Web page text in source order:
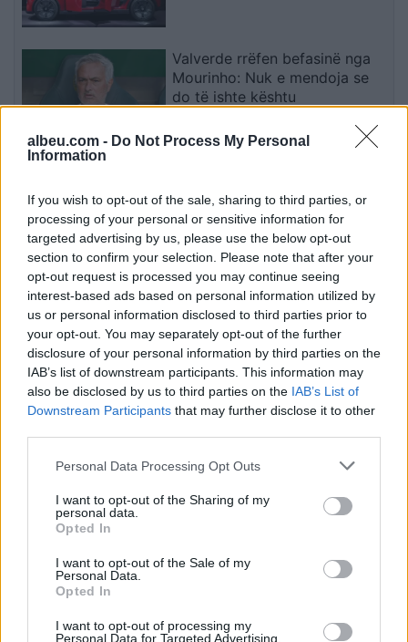
albeu.com - Do Not Process My Personal
Information
If you wish to opt-out of the sale, sharing to third parties, or
processing of your personal or sensitive information for
targeted advertising by us, please use the below opt-out
section to confirm your selection. Please note that after your
opt-out request is processed you may continue seeing
interest-based ads based on personal information utilized by
us or personal information disclosed to third parties prior to
your opt-out. You may separately opt-out of the further
disclosure of your personal information by third parties on the
IAB’s list of downstream participants. This information may
also be disclosed by us to third parties on the IAB’s List of
Downstream Participants that may further disclose it to other
Personal Data Processing Opt Outs
I want to opt-out of the Sharing of my
personal data.
Opted In
I want to opt-out of the Sale of my
Personal Data.
Opted In
I want to opt-out of processing my
Personal Data for Targeted Advertising.
Valverde rrëfen befasinë nga
Mourinho: Nuk e mendoja se
do të ishte kështu
dhe flakët u përhapën drejt
malit
Esim for USA|Esim for Italy| Esim for Spain | Esim